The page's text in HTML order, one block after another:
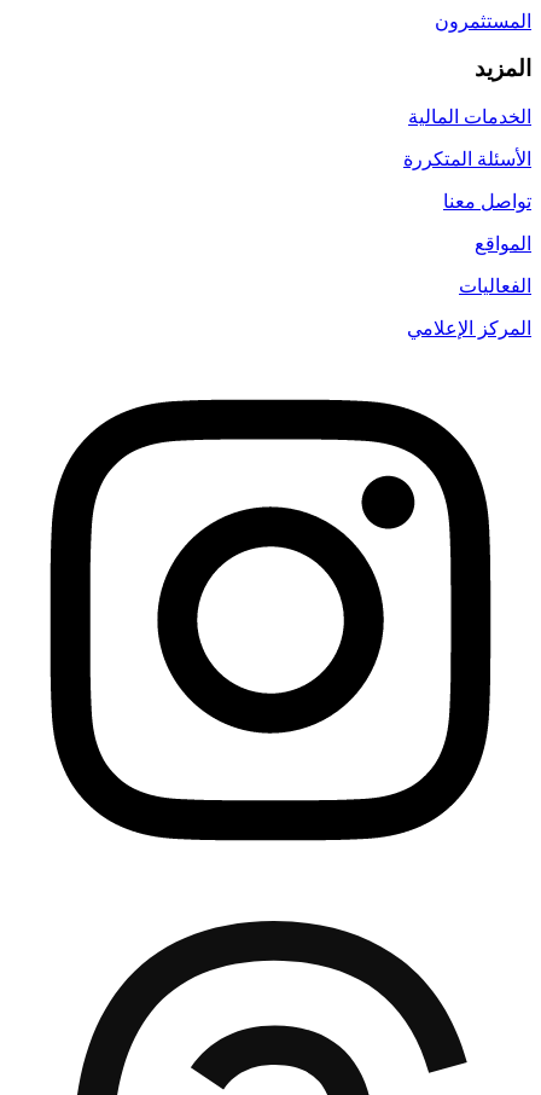
المستثمرون
المزيد
الخدمات المالية
الأسئلة المتكررة
تواصل معنا
المواقع
الفعاليات
المركز الإعلامي